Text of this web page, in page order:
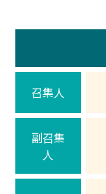
召集人
副召集
人